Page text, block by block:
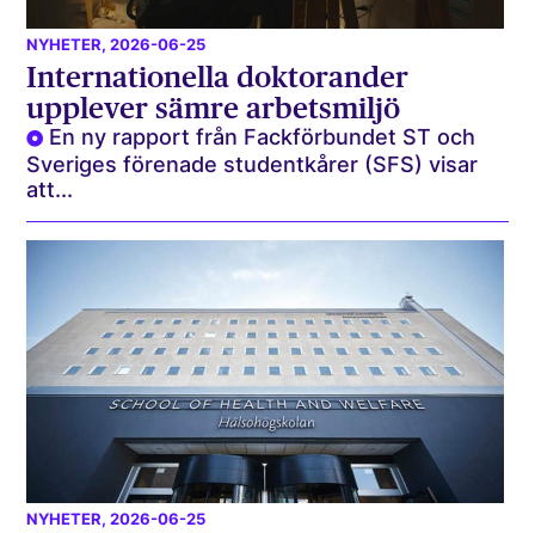
NYHETER, 2026-06-25
Internationella doktorander
upplever sämre arbetsmiljö
En ny rapport från Fackförbundet ST och
Sveriges förenade studentkårer (SFS) visar
att...
NYHETER, 2026-06-25